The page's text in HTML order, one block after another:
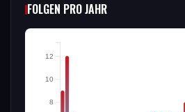
FOLGEN PRO JAHR
8
10
12